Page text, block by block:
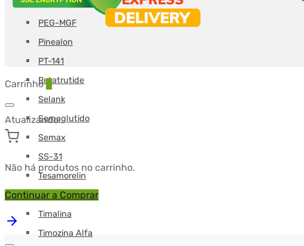
Oxitocina
PEG-MGF
Pinealon
PT-141
Retatrutide
Selank
Semaglutido
Semax
SS-31
Tesamorelin
Tirzepatida
Timalina
Timozina Alfa
Carrinho
Atualizando…
Não há produtos no carrinho.
Continuar a Comprar